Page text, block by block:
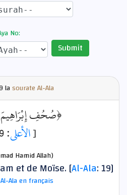
No:
Submit
lasourate Al-Ala
﴿صُحُفِ
[الأعلى: 19]
Hamid Allah)
et de Moïse. [Al-Ala: 19]
Ala en français